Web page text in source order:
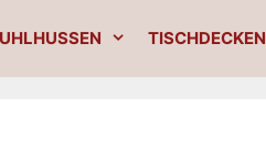
TISCHDECKEN